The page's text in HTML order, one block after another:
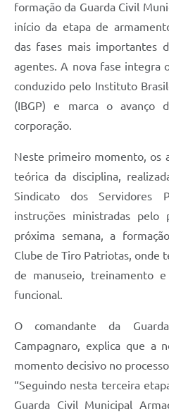
formação da Guarda Civil
início da etapa de
das fases mais importantes
agentes. A nova fase integra
conduzido pelo Instituto
(IBGP) e marca o avanço
corporação.
Neste primeiro momento, os
teórica da disciplina,
Sindicato dos Servidores
instruções ministradas pelo
próxima semana, a
Clube de Tiro Patriotas, onde
de manuseio, treinamento
funcional.
O comandante da
Campagnaro, explica que a
momento decisivo no
“Seguindo nesta terceira
Guarda Civil Municipal